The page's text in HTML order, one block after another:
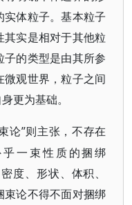
体粒子。基本粒子
实是相对于其他粒
的类型是由其所参
观世界，粒子之间
更为基础。
论”则主张，不存在
一束性质的捆绑
度、形状、体积、
论不得不面对捆绑